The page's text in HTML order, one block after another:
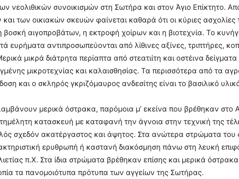
νεολιθικών συνοικισμών στη Σωτήρα και στον Άγιο Επίκτητο.
των οικιακών σκευών φαίνεται καθαρά ότι οι κύριες
αιγοπροβάτων, η εκτροφή χοίρων και η βιοτεχνία. Το
ευρήματα αντιπροσωπεύονται από λίθινες αξίνες, τριπτήρες,
μικρά διάτρητα περίαπτα από στεατιίτη και οστέινα
μικροτεχνίας και καλαισθησίας. Τα περισσότερα από τα
και ο σκληρός γκριζόμαυρος ανδεσίτης είναι το βασιλικό
μερικά όστρακα, παρόμοια μ’ εκείνα που βρέθηκαν στο
κατασκευή με καταφανή την άγνοια στην τεχνική της
σχεδόν ακατέργαστος και άψητος. Στα ανώτερα στρώματα
ερυθρωπή ή καστανή διακόσμηση πάνω στη λευκή
π.Χ. Στα ίδια στρώματα βρέθηκαν επίσης και μερικά
τα πανομοιότυπα πρότυπα των αγγείων της Σωτήρας.